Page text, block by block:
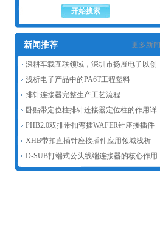
新闻推荐 更多新闻
深耕车载互联领域，深圳市扬展电子以创
新赋能汽车连接器产业发展
浅析电子产品中的PA6T工程塑料
排针连接器完整生产工艺流程
卧贴带定位柱排针连接器定位柱的作用详
解
PHB2.0双排带扣弯插WAFER针座接插件
主要作用浅析
XHB带扣直插针座接插件应用领域浅析
D-SUB打端式公头线端连接器的核心作用